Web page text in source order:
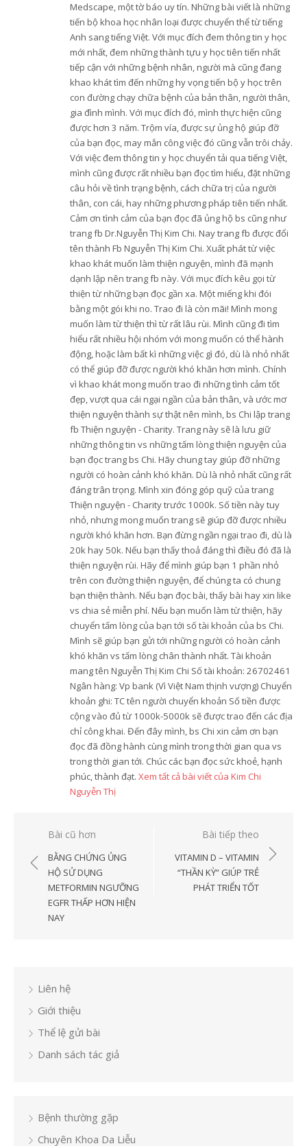
Medscape, một tờ báo uy tín. Những bài viết là những
tiến bộ khoa học nhân loại được chuyển thể từ tiếng
Anh sang tiếng Việt. Với mục đích đem thông tin y học
mới nhất, đem những thành tựu y học tiên tiến nhất
tiếp cận với những bệnh nhân, người mà cũng đang
khao khát tìm đến những hy vọng tiến bộ y học trên
con đường chạy chữa bệnh của bản thân, người thân,
gia đình mình. Với mục đích đó, mình thực hiện cũng
được hơn 3 năm. Trộm vía, được sự ủng hộ giúp đỡ
của bạn đọc, may mắn công việc đó cũng vẫn trôi chảy.
Với việc đem thông tin y học chuyển tải qua tiếng Việt,
mình cũng được rất nhiều bạn đọc tìm hiểu, đặt những
câu hỏi về tình trạng bệnh, cách chữa trị của người
thân, con cái, hay những phương pháp tiên tiến nhất.
Cảm ơn tình cảm của bạn đọc đã ủng hộ bs cũng như
trang fb Dr.Nguyễn Thị Kim Chi. Nay trang fb được đổi
tên thành Fb Nguyễn Thị Kim Chi. Xuất phát từ việc
khao khát muốn làm thiện nguyện, mình đã mạnh
dạnh lập nên trang fb này. Với mục đích kêu gọi từ
thiện từ những bạn đọc gần xa. Một miếng khi đói
bằng một gói khi no. Trao đi là còn mãi! Mình mong
muốn làm từ thiện thì từ rất lâu rùi. Mình cũng đi tìm
hiểu rất nhiều hội nhóm với mong muốn có thể hành
động, hoặc làm bất kì những việc gì đó, dù là nhỏ nhất
có thể giúp đỡ được người khó khăn hơn mình. Chính
vì khao khát mong muốn trao đi những tình cảm tốt
đẹp, vượt qua cái ngại ngần của bản thân, và ước mơ
thiện nguyện thành sự thật nên mình, bs Chi lập trang
fb Thiện nguyện - Charity. Trang này sẽ là lưu giữ
những thông tin vs những tấm lòng thiện nguyện của
bạn đọc trang bs Chi. Hãy chung tay giúp đỡ những
người có hoàn cảnh khó khăn. Dù là nhỏ nhất cũng rất
đáng trân trọng. Mình xin đóng góp quỹ của trang
Thiện nguyện - Charity trước 1000k. Số tiền này tuy
nhỏ, nhưng mong muốn trang sẽ giúp đỡ được nhiều
người khó khăn hơn. Bạn đừng ngần ngại trao đi, dù là
20k hay 50k. Nếu bạn thấy thoả đáng thì điều đó đã là
thiện nguyện rùi. Hãy để mình giúp bạn 1 phần nhỏ
trên con đường thiện nguyện, để chúng ta có chung
bạn thiện thành. Nếu bạn đọc bài, thấy bài hay xin like
vs chia sẻ miễn phí. Nếu bạn muốn làm từ thiện, hãy
chuyển tấm lòng của bạn tới số tài khoản của bs Chi.
Mình sẽ giúp bạn gửi tới những người có hoàn cảnh
khó khăn vs tấm lòng chân thành nhất. Tài khoản
mang tên Nguyễn Thị Kim Chi Số tài khoản: 26702461
Ngân hàng: Vp bank (Vì Việt Nam thịnh vượng) Chuyển
khoản ghi: TC tên người chuyển khoản Số tiền được
cộng vào đủ từ 1000k-5000k sẽ được trao đến các địa
chỉ công khai. Đến đây mình, bs Chi xin cảm ơn bạn
đọc đã đồng hành cùng mình trong thời gian qua vs
trong thời gian tới. Chúc các bạn đọc sức khoẻ, hạnh
phúc, thành đạt. Xem tất cả bài viết của Kim Chi
Nguyễn Thị
Điều
hướng
bài
viết
Bài cũ hơn
BẰNG CHỨNG ỦNG
HỘ SỬ DỤNG
METFORMIN NGƯỠNG
EGFR THẤP HƠN HIỆN
NAY
Bài tiếp theo
VITAMIN D – VITAMIN
“THẦN KỲ” GIÚP TRẺ
PHÁT TRIỂN TỐT
Liên hệ
Giới thiệu
Thể lệ gửi bài
Danh sách tác giả
Bệnh thường gặp
Chuyên Khoa Da Liễu